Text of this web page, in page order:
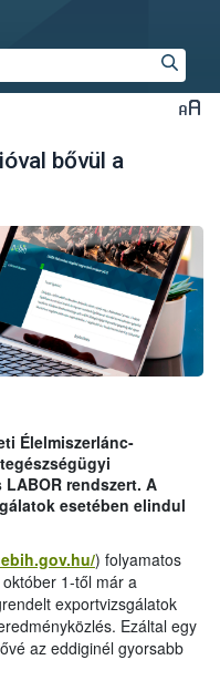
bővül a
Élelmiszerlánc-
rendszert. A
esetében elindul
) folyamatos
1-től már a
exportvizsgálatok
Ezáltal egy
az eddiginél gyorsabb